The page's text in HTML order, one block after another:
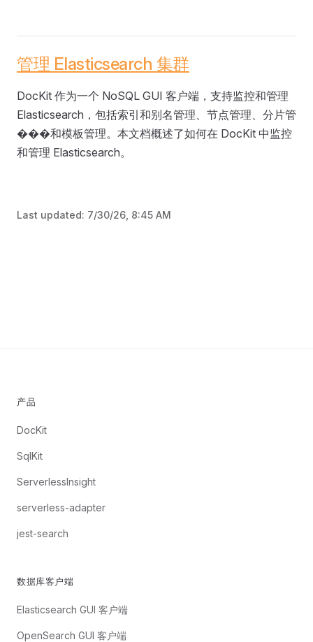
管理 Elasticsearch 集群
DocKit 作为一个 NoSQL GUI 客户端，支持监控和管理
Elasticsearch，包括索引和别名管理、节点管理、分片管
���和模板管理。本文档概述了如何在 DocKit 中监控
和管理 Elasticsearch。
Last updated: 7/30/26, 8:45 AM
产品
DocKit
SqlKit
ServerlessInsight
serverless-adapter
jest-search
数据库客户端
Elasticsearch GUI 客户端
OpenSearch GUI 客户端